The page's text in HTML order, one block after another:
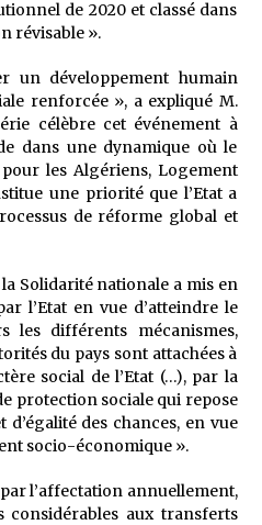
à une compétition
ago
3 : Lancement d’un master à
à la licence en communication
ago
de 2020 et classé dans
révisable ».
un développement humain
renforcée », a expliqué M.
célèbre cet événement à
dans une dynamique où le
les Algériens, Logement
une priorité que l’Etat a
de réforme global et
Solidarité nationale a mis en
l’Etat en vue d’atteindre le
les différents mécanismes,
du pays sont attachées à
social de l’Etat (…), par la
protection sociale qui repose
des chances, en vue
socio-économique ».
l’affectation annuellement,
considérables aux transferts